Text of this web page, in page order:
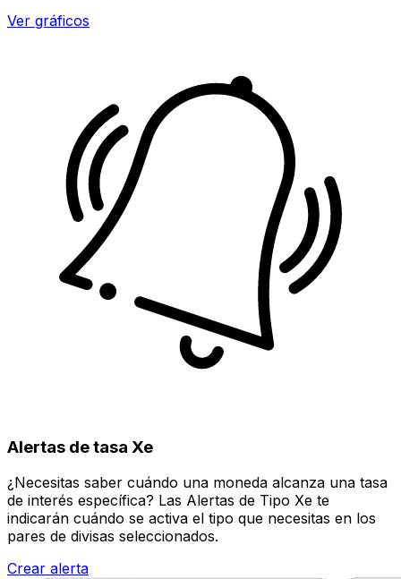
Ver gráficos
Alertas de tasa Xe
¿Necesitas saber cuándo una moneda alcanza una tasa
de interés específica? Las Alertas de Tipo Xe te
indicarán cuándo se activa el tipo que necesitas en los
pares de divisas seleccionados.
Crear alerta